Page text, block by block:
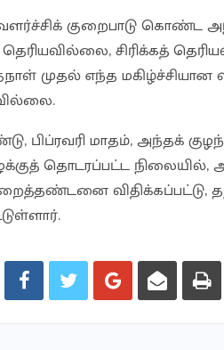
குறைபாடு கொண்ட
சிரிக்கத்
முதல் எந்த
பிப்ரவரி மாதம், அந்தக்
தொடரப்பட்ட நிலையில்,
விதிக்கப்பட்டு,